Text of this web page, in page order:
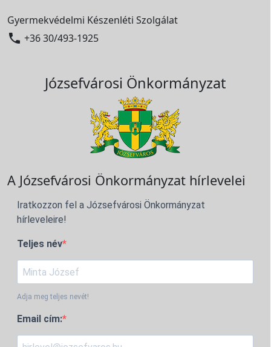
Gyermekvédelmi Készenléti Szolgálat
 +36 30/493-1925
Józsefvárosi Önkormányzat
A Józsefvárosi Önkormányzat hírlevelei
Iratkozzon fel a Józsefvárosi Önkormányzat
hírleveleire!
Teljes név
Adja meg teljes nevét!
Email cím: